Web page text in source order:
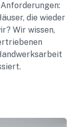
die wieder
Wir wissen,